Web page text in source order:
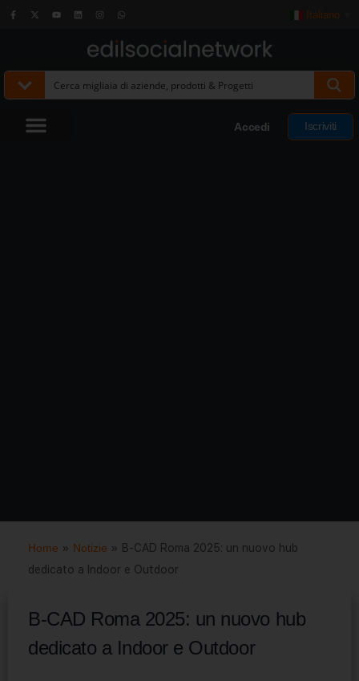
Italiano
Accedi Iscriviti
Home » Notizie » B-CAD Roma 2025: un nuovo hub
dedicato a Indoor e Outdoor
B-CAD Roma 2025: un nuovo hub
dedicato a Indoor e Outdoor